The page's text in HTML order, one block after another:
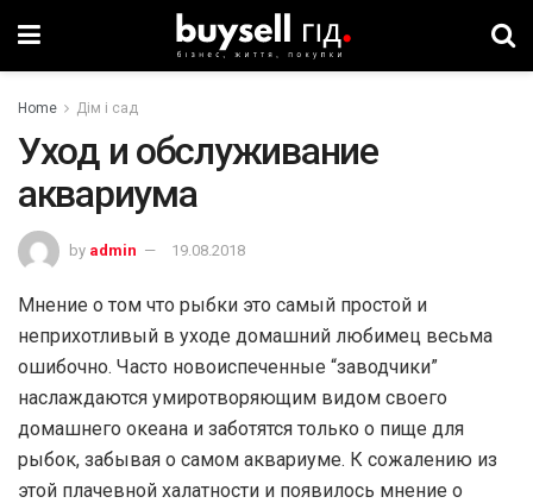
Home Дім і сад
Уход и обслуживание
аквариума
by admin 19.08.2018
Мнение о том что рыбки это самый простой и
неприхотливый в уходе домашний любимец весьма
ошибочно. Часто новоиспеченные “заводчики”
наслаждаются умиротворяющим видом своего
домашнего океана и заботятся только о пище для
рыбок, забывая о самом аквариуме. К сожалению из
этой плачевной халатности и появилось мнение о